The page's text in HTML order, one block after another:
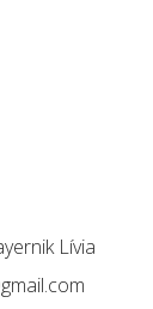
Lívia